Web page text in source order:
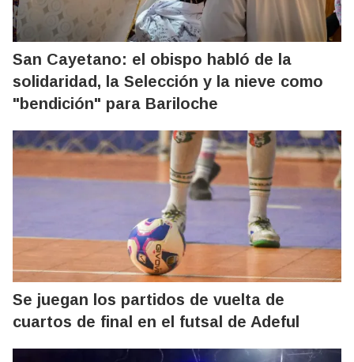
San Cayetano: el obispo habló de la
solidaridad, la Selección y la nieve como
"bendición" para Bariloche
Se juegan los partidos de vuelta de
cuartos de final en el futsal de Adeful